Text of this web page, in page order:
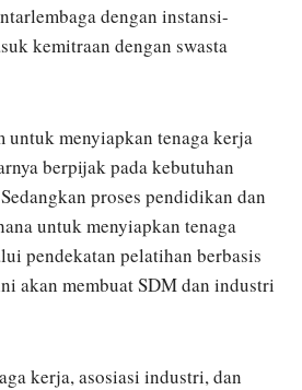
dengan instansi-
kemitraan dengan swasta
untuk menyiapkan tenaga kerja
berpijak pada kebutuhan
proses pendidikan dan
untuk menyiapkan tenaga
pendekatan pelatihan berbasis
akan membuat SDM dan industri
kerja, asosiasi industri, dan